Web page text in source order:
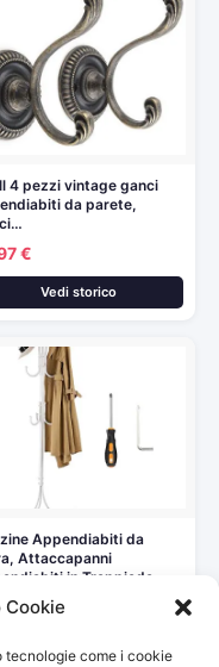
Cookie
tecnologie come i cookie
4 pezzi vintage ganci
da parete,
€
Vedi storico
Appendiabiti da
Attaccapanni
in Treppiede…
€